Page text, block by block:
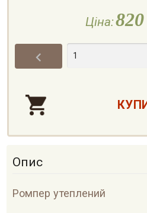
Ціна:

Опис
Ромпер утеплений